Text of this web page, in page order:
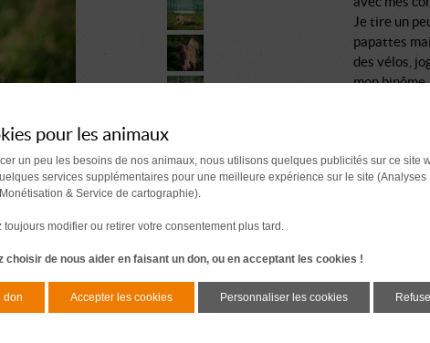
Je tire un
papattes
des vélos,
mon binôme.
J'ai
les
d'affection
sur le dos,
J'espère
rencontrer
pour les animaux
un peu les besoins de nos animaux, nous utilisons quelques publicités sur ce site
services supplémentaires pour une meilleure expérience sur le site (Analyses
& Service de cartographie).
toujours modifier ou retirer votre consentement plus tard.
choisir de nous aider en faisant un don, ou en acceptant les cookies !
don Accepter les cookies Personnaliser les cookies